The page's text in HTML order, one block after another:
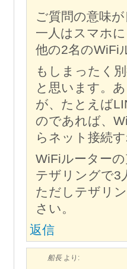
ご質問の意味
一人はスマホ
他の2名のWiFi
もしまったく
と思います。
が、たとえば
のであれば、
らネット接続
WiFiルーター
テザリングで3
ただしテザリ
さい。
返信
船長 より: